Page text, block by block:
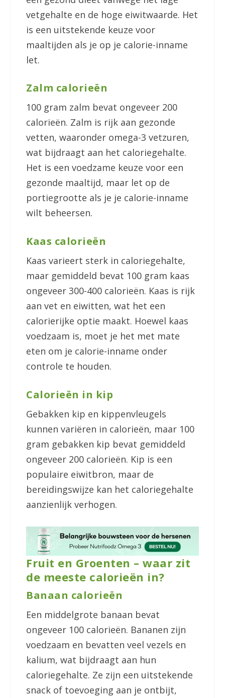
vetgehalte en de hoge eiwitwaarde. Het
is een uitstekende keuze voor
maaltijden als je op je calorie-inname
let.
Zalm calorieën
100 gram zalm bevat ongeveer 200
calorieën. Zalm is rijk aan gezonde
vetten, waaronder omega-3 vetzuren,
wat bijdraagt aan het caloriegehalte.
Het is een voedzame keuze voor een
gezonde maaltijd, maar let op de
portiegrootte als je je calorie-inname
wilt beheersen.
Kaas calorieën
Kaas varieert sterk in caloriegehalte,
maar gemiddeld bevat 100 gram kaas
ongeveer 300-400 calorieën. Kaas is rijk
aan vet en eiwitten, wat het een
calorierijke optie maakt. Hoewel kaas
voedzaam is, moet je het met mate
eten om je calorie-inname onder
controle te houden.
Calorieën in kip
Gebakken kip en kippenvleugels
kunnen variëren in calorieën, maar 100
gram gebakken kip bevat gemiddeld
ongeveer 200 calorieën. Kip is een
populaire eiwitbron, maar de
bereidingswijze kan het caloriegehalte
aanzienlijk verhogen.
Fruit en Groenten – waar zit
de meeste calorieën in?
Banaan calorieën
Een middelgrote banaan bevat
ongeveer 100 calorieën. Bananen zijn
voedzaam en bevatten veel vezels en
kalium, wat bijdraagt aan hun
caloriegehalte. Ze zijn een uitstekende
snack of toevoeging aan je ontbijt,